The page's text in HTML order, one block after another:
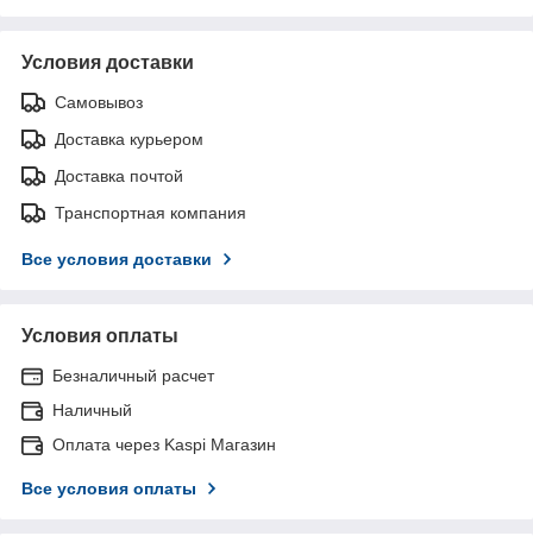
Условия доставки
Самовывоз
Доставка курьером
Доставка почтой
Транспортная компания
Все условия доставки
Условия оплаты
Безналичный расчет
Наличный
Оплата через Kaspi Магазин
Все условия оплаты